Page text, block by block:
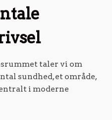
taler vi om
sundhed, et område,
i moderne